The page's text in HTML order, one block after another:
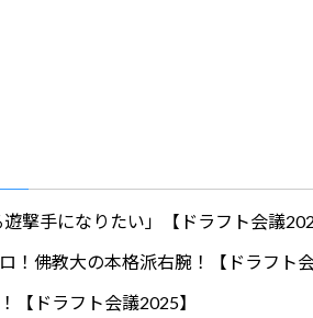
撃手になりたい」【ドラフト会議
！佛教大の本格派右腕！【ドラフト会
【ドラフト会議2025】